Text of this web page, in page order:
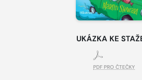
UKÁZKA KE
PDF PRO ČTEČKY